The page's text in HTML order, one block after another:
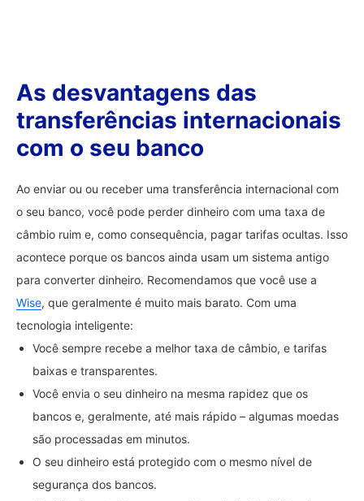
As desvantagens das
transferências internacionais
com o seu banco
Ao enviar ou ou receber uma transferência internacional com
o seu banco, você pode perder dinheiro com uma taxa de
câmbio ruim e, como consequência, pagar tarifas ocultas. Isso
acontece porque os bancos ainda usam um sistema antigo
para converter dinheiro. Recomendamos que você use a
Wise, que geralmente é muito mais barato. Com uma
tecnologia inteligente:
Você sempre recebe a melhor taxa de câmbio, e tarifas
baixas e transparentes.
Você envia o seu dinheiro na mesma rapidez que os
bancos e, geralmente, até mais rápido – algumas moedas
são processadas em minutos.
O seu dinheiro está protegido com o mesmo nível de
segurança dos bancos.